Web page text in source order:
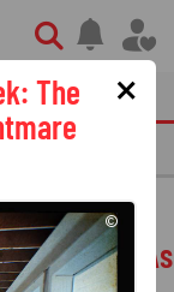
nieuws
rol neer in As
×
The
©